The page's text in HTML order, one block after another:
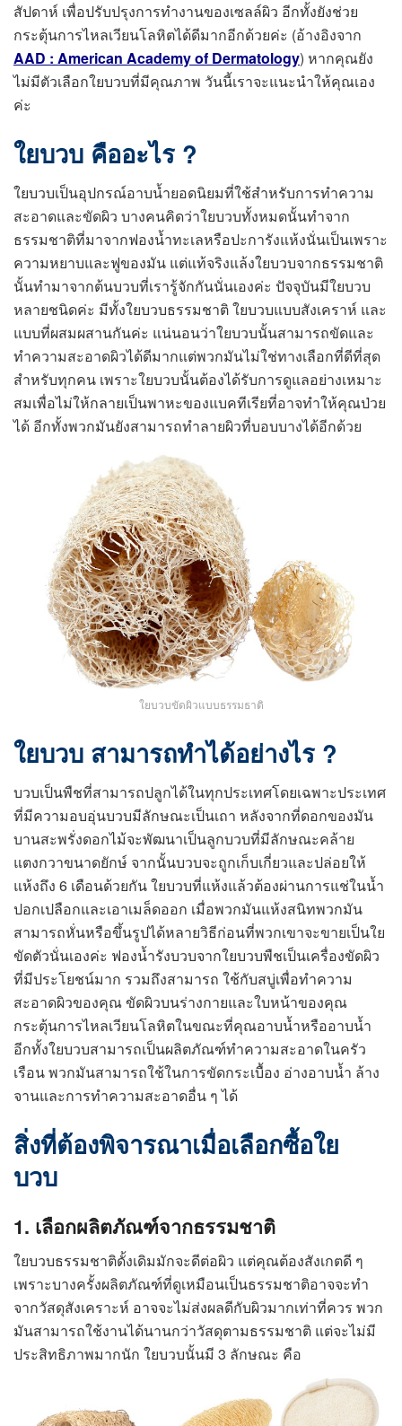
สัปดาห์ เพื่อปรับปรุงการทำงานของเซลล์ผิว อีกทั้งยังช่วย
กระตุ้นการไหลเวียนโลหิตได้ดีมากอีกด้วยค่ะ (อ้างอิงจาก
AAD : American Academy of Dermatology) หากคุณยัง
ไม่มีตัวเลือกใยบวบที่มีคุณภาพ วันนี้เราจะแนะนำให้คุณเอง
ค่ะ
ใยบวบ คืออะไร ?
ใยบวบเป็นอุปกรณ์อาบน้ำยอดนิยมที่ใช้สำหรับการทำความ
สะอาดและขัดผิว บางคนคิดว่าใยบวบทั้งหมดนั้นทำจาก
ธรรมชาติที่มาจากฟองน้ำทะเลหรือปะการังแห้งนั่นเป็นเพราะ
ความหยาบและฟูของมัน แต่แท้จริงแล้งใยบวบจากธรรมชาติ
นั้นทำมาจากต้นบวบที่เรารู้จักกันนั่นเองค่ะ ปัจจุบันมีใยบวบ
หลายชนิดค่ะ มีทั้งใยบวบธรรมชาติ ใยบวบแบบสังเคราห์ และ
แบบที่ผสมผสานกันค่ะ แน่นอนว่าใยบวบนั้นสามารถขัดและ
ทำความสะอาดผิวได้ดีมากแต่พวกมันไม่ใช่ทางเลือกที่ดีที่สุด
สำหรับทุกคน เพราะใยบวบนั้นต้องได้รับการดูแลอย่างเหมาะ
สมเพื่อไม่ให้กลายเป็นพาหะของแบคทีเรียที่อาจทำให้คุณป่วย
ได้ อีกทั้งพวกมันยังสามารถทำลายผิวที่บอบบางได้อีกด้วย
ใยบวบขัดผิวแบบธรรมธาติ
ใยบวบ สามารถทำได้อย่างไร ?
บวบเป็นพืชที่สามารถปลูกได้ในทุกประเทศโดยเฉพาะประเทศ
ที่มีความอบอุ่นบวบมีลักษณะเป็นเถา หลังจากที่ดอกของมัน
บานสะพรั่งดอกไม้จะพัฒนาเป็นลูกบวบที่มีลักษณะคล้าย
แตงกวาขนาดยักษ์ จากนั้นบวบจะถูกเก็บเกี่ยวและปล่อยให้
แห้งถึง 6 เดือนด้วยกัน ใยบวบที่แห้งแล้วต้องผ่านการแช่ในน้ำ
ปอกเปลือกและเอาเมล็ดออก เมื่อพวกมันแห้งสนิทพวกมัน
สามารถหั่นหรือขึ้นรูปได้หลายวิธีก่อนที่พวกเขาจะขายเป็นใย
ขัดตัวนั่นเองค่ะ ฟองน้ำรังบวบจากใยบวบพืชเป็นเครื่องขัดผิว
ที่มีประโยชน์มาก รวมถึงสามารถ ใช้กับสบู่เพื่อทำความ
สะอาดผิวของคุณ ขัดผิวบนร่างกายและใบหน้าของคุณ
กระตุ้นการไหลเวียนโลหิตในขณะที่คุณอาบน้ำหรืออาบน้ำ
อีกทั้งใยบวบสามารถเป็นผลิตภัณฑ์ทำความสะอาดในครัว
เรือน พวกมันสามารถใช้ในการขัดกระเบื้อง อ่างอาบน้ำ ล้าง
จานและการทำความสะอาดอื่น ๆ ได้
สิ่งที่ต้องพิจารณาเมื่อเลือกซื้อใย
บวบ
1. เลือกผลิตภัณฑ์จากธรรมชาติ
ใยบวบธรรมชาติดั้งเดิมมักจะดีต่อผิว แต่คุณต้องสังเกตดี ๆ
เพราะบางครั้งผลิตภัณฑ์ที่ดูเหมือนเป็นธรรมชาติอาจจะทำ
จากวัสดุสังเคราะห์ อาจจะไม่ส่งผลดีกับผิวมากเท่าที่ควร พวก
มันสามารถใช้งานได้นานกว่าวัสดุตามธรรมชาติ แต่จะไม่มี
ประสิทธิภาพมากนัก ใยบวบนั้นมี 3 ลักษณะ คือ